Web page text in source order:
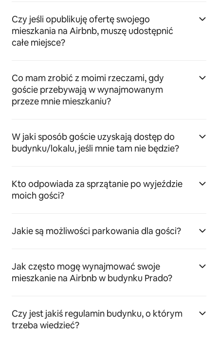
Czy jeśli opublikuję ofertę swojego
mieszkania na Airbnb, muszę udostępnić
całe miejsce?
Co mam zrobić z moimi rzeczami, gdy
goście przebywają w wynajmowanym
przeze mnie mieszkaniu?
W jaki sposób goście uzyskają dostęp do
budynku/lokalu, jeśli mnie tam nie będzie?
Kto odpowiada za sprzątanie po wyjeździe
moich gości?
Jakie są możliwości parkowania dla gości?
Jak często mogę wynajmować swoje
mieszkanie na Airbnb w budynku Prado?
Czy jest jakiś regulamin budynku, o którym
trzeba wiedzieć?